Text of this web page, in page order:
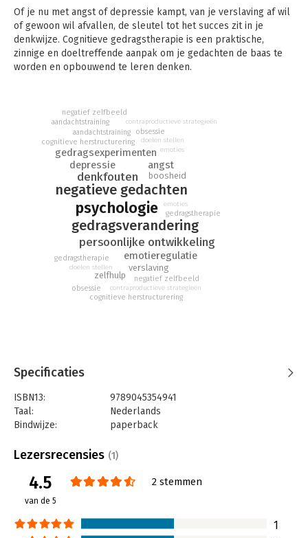
Of je nu met angst of depressie kampt, van je verslaving af wil
of gewoon wil afvallen, de sleutel tot het succes zit in je
denkwijze. Cognitieve gedragstherapie is een praktische,
zinnige en doeltreffende aanpak om je gedachten de baas te
worden en opbouwend te leren denken.
toepassing van CGT en biedt de gemakkelijkste en snelste
manier om met CGT aan de slag te gaan.
psychologie
gedragsverandering
negatieve gedachten
denkfouten
persoonlijke ontwikkeling
depressie
gedragsexperimenten
angst
emotieregulatie
boosheid
verslaving
zelfhulp
doelen stellen
cognitieve herstructurering
gedragstherapie
aandachtstraining
emoties
obsessie
negatief zelfbeeld
contraproductieve strategieën
doelen stellen
cognitieve herstructurering
gedragstherapie
aandachtstraining
emoties
obsessie
negatief zelfbeeld
contraproductieve strategieën
Specificaties
ISBN13:
9789045354941
Taal:
Nederlands
Bindwijze:
paperback
Uitgever:
BBNC Uitgevers
Verschijningsdatum:
22-2-2019
Hoofdrubriek:
Serie:
Dummies (Nederlandstalig)
Lezersrecensies (1)
4.5
van de 5
2 stemmen
1